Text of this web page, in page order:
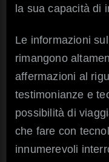
la sua capacità di
Le informazioni sul
rimangono
affermazioni al
testimonianze e
possibilità di
che fare con
innumerevoli